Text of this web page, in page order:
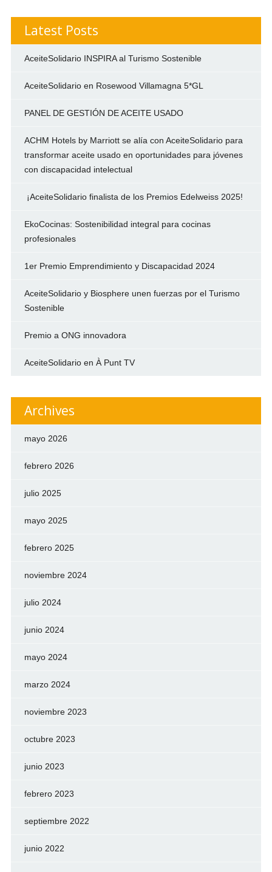
Latest Posts
AceiteSolidario INSPIRA al Turismo Sostenible
AceiteSolidario en Rosewood Villamagna 5*GL
PANEL DE GESTIÓN DE ACEITE USADO
ACHM Hotels by Marriott se alía con AceiteSolidario para
transformar aceite usado en oportunidades para jóvenes
con discapacidad intelectual
¡AceiteSolidario finalista de los Premios Edelweiss 2025!
EkoCocinas: Sostenibilidad integral para cocinas
profesionales
1er Premio Emprendimiento y Discapacidad 2024
AceiteSolidario y Biosphere unen fuerzas por el Turismo
Sostenible
Premio a ONG innovadora
AceiteSolidario en À Punt TV
Archives
mayo 2026
febrero 2026
julio 2025
mayo 2025
febrero 2025
noviembre 2024
julio 2024
junio 2024
mayo 2024
marzo 2024
noviembre 2023
octubre 2023
junio 2023
febrero 2023
septiembre 2022
junio 2022